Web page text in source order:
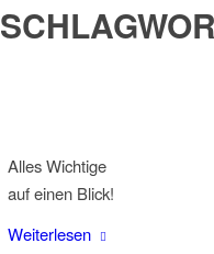
Alles Wichtige
auf einen Blick!
Weiterlesen